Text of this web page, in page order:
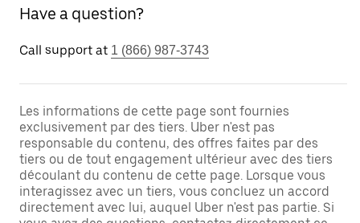
Have a question?
Call support at 1 (866) 987-3743
Les informations de cette page sont fournies
exclusivement par des tiers. Uber n'est pas
responsable du contenu, des offres faites par des
tiers ou de tout engagement ultérieur avec des tiers
découlant du contenu de cette page. Lorsque vous
interagissez avec un tiers, vous concluez un accord
directement avec lui, auquel Uber n'est pas partie. Si